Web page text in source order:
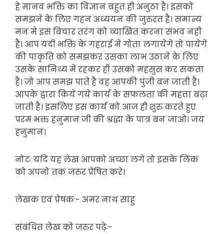
हे मानव भक्ति का विज्ञान बहुत ही अनुठा है। इसको
समझने के लिए गहन अध्ययन की जुरुरत है। समान्य
मन मे इस बिचार तरंग को व्याखित करना संभव नही
है। आप यदी भक्ति के गहराई मे गोता लगायेगे तो पायेगे
की पाकृति को समझकर उसका लाभ उठाने के लिए
उसके सानिध्य मे रहकर ही उसको महसुस कर सकता
है। जो आप समझ पाते है वह आपकी पुंजी बन जाती है।
आपके द्वारा किये गये कार्य के सफलता की महत्ता बढ़ा
जाती है। इसलिए इस कार्य को आज ही शुरु करते हुए
परम भक्त हनुमान जी की श्रद्धा के पात्र बन जाओ। जय
हनुमान।
नोटः यदि यह लेख आपको अच्छा लगे तो इसके लिंक
को अपनो तक जरुर प्रेषित करे।
लेखक एवं प्रेषकः- अमर नाथ साहु
संबंधित लेख को जरुर पढ़ेः-